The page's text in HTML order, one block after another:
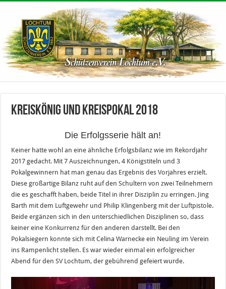
Kreiskönig und Kreispokal 2018
Die Erfolgsserie hält an!
Keiner hatte wohl an eine ähnliche Erfolgsbilanz wie im Rekordjahr
2017 gedacht. Mit 7 Auszeichnungen, 4 Königstiteln und 3
Pokalgewinnern hat man genau das Ergebnis des Vorjahres erzielt.
Diese großartige Bilanz ruht auf den Schultern von zwei Teilnehmern
die es geschafft haben, beide Titel in ihrer Disziplin zu erringen. Jing
Barth mit dem Luftgewehr und Philip Klingenberg mit der Luftpistole.
Beide ergänzen sich in den unterschiedlichen Disziplinen so, dass
keiner eine Konkurrenz für den anderen darstellt. Bei den
Pokalsiegern konnte sich mit Celina Warnecke ein Neuling im Verein
ins Rampenlicht stellen. Es war wieder einmal ein erfolgreicher
Abend für den SV Lochtum, der gebührend gefeiert wurde.